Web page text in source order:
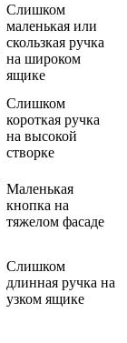
Слишком
маленькая или
скользкая ручка
на широком
ящике
Слишком
короткая ручка
на высокой
створке
Маленькая
кнопка на
тяжелом фасаде
Слишком
длинная ручка на
узком ящике